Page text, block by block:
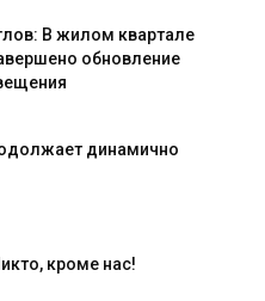
В жилом квартале
обновление
динамично
кроме нас!